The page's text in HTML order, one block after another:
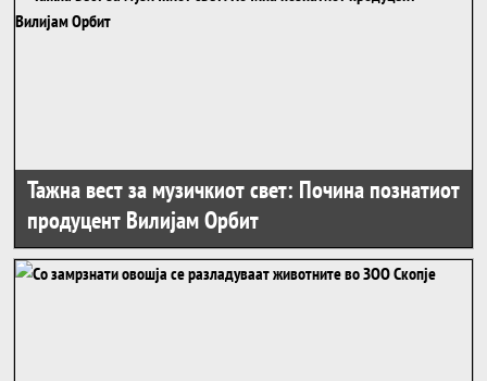
Тажна вест за музичкиот свет: Почина познатиот
продуцент Вилијам Орбит